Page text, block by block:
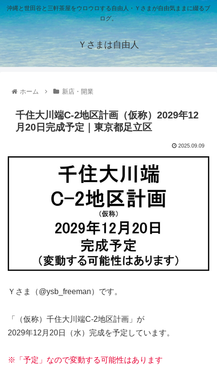
沖縄と世田谷と三軒茶屋をウロウロする自由人・Ｙさまが自由気ままに綴るブ
ログ。
Ｙさまは自由人
ホーム 新店・開業
千住大川端C-2地区計画（仮称）2029年12
月20日完成予定｜東京都足立区
2025.09.09
Ｙさま（@ysb_freeman）です。
「（仮称）千住大川端C-2地区計画」が
2029年12月20日（水）完成を予定しています。
※「予定」なので変動する可能性はあります